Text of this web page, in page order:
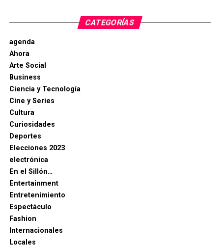
CATEGORÍAS
agenda
Ahora
Arte Social
Business
Ciencia y Tecnología
Cine y Series
Cultura
Curiosidades
Deportes
Elecciones 2023
electrónica
En el Sillón…
Entertainment
Entretenimiento
Espectáculo
Fashion
Internacionales
Locales